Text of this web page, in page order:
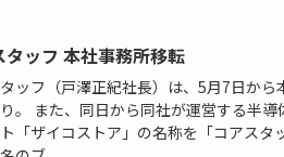
タッフ 本社事務所移転
ッフ（戸澤正紀社長）は、5月7日から
。 また、同日から同社が運営する半
「ザイコストア」の名称を「コアスタ